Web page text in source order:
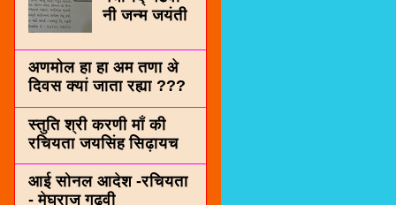
नी जन्म जयंती
अणमोल हा हा अम तणा अे
दिवस क्यां जाता रह्या ???
स्तुति श्री करणी माँ की
रचियता जयसिंह सिढ़ायच
आई सोनल आदेश -रचियता
- मेघराज गढवी